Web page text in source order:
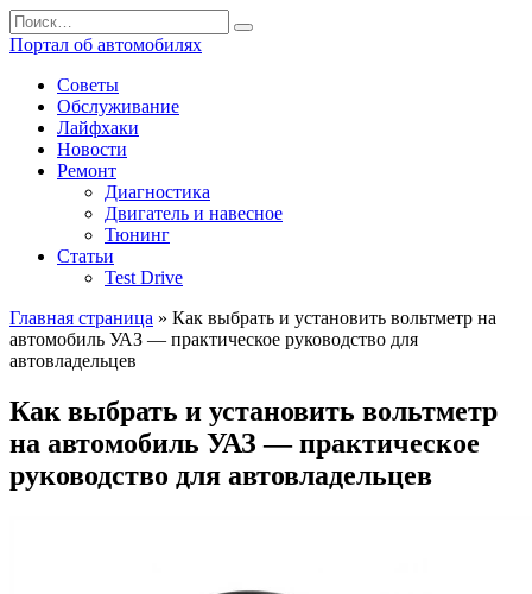
Перейти
к
содержанию
Search
for:
Портал об автомобилях
Советы
Обслуживание
Лайфхаки
Новости
Ремонт
Диагностика
Двигатель и навесное
Тюнинг
Статьи
Test Drive
Главная страница » Как выбрать и установить вольтметр на
автомобиль УАЗ — практическое руководство для
автовладельцев
Как выбрать и установить вольтметр
на автомобиль УАЗ — практическое
руководство для автовладельцев